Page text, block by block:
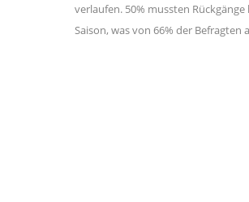
verlaufen. 50% mussten
Saison, was von 66% der Befragten